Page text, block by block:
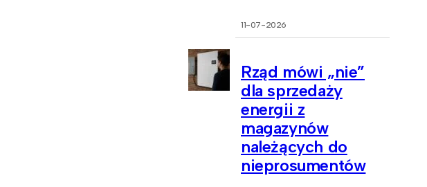
11-07-2026
Rząd mówi „nie”
dla sprzedaży
energii z
magazynów
należących do
nieprosumentów